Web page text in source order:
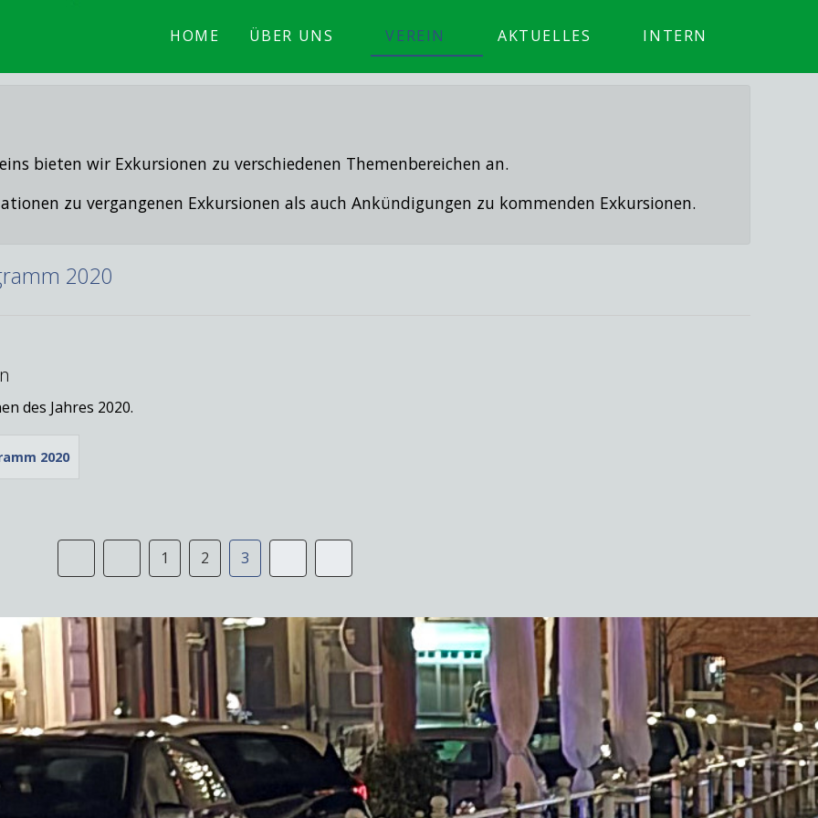
HOME ÜBER UNS VEREIN AKTUELLES INTERN
bieten wir Exkursionen zu verschiedenen Themenbereichen an.
zu vergangenen Exkursionen als auch Ankündigungen zu kommenden Exkursionen.
2020
des Jahres 2020.
2020
1 2 3